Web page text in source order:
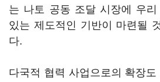
는 나토 공동 조달 시장에 우
있는 제도적인 기반이 마련될
다.
다국적 협력 사업으로의 확장